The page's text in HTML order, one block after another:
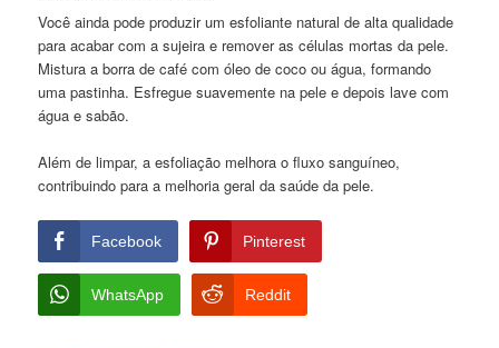
Você ainda pode produzir um esfoliante natural de alta qualidade
para acabar com a sujeira e remover as células mortas da pele.
Mistura a borra de café com óleo de coco ou água, formando
uma pastinha. Esfregue suavemente na pele e depois lave com
água e sabão.
Além de limpar, a esfoliação melhora o fluxo sanguíneo,
contribuindo para a melhoria geral da saúde da pele.
Facebook Pinterest
WhatsApp Reddit